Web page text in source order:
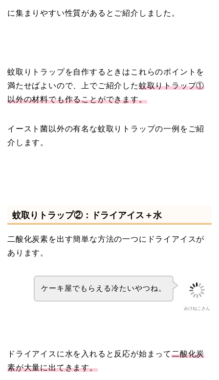
に集まりやすい性質があるとご紹介しました。
蚊取りトラップを自作するときはこれらのポイントを
満たせばよいので、上でご紹介した蚊取りトラップ①
以外の材料でも作ることができます。
イースト菌以外の有名な蚊取りトラップの一例をご紹
介します。
蚊取りトラップ②：ドライアイス＋水
二酸化炭素を出す簡単な方法の一つにドライアイスが
あります。
みけねこさん
ケーキ屋でもらえる冷たいやつね。
ドライアイスに水を入れると反応が始まって二酸化炭
素が大量に出てきます。